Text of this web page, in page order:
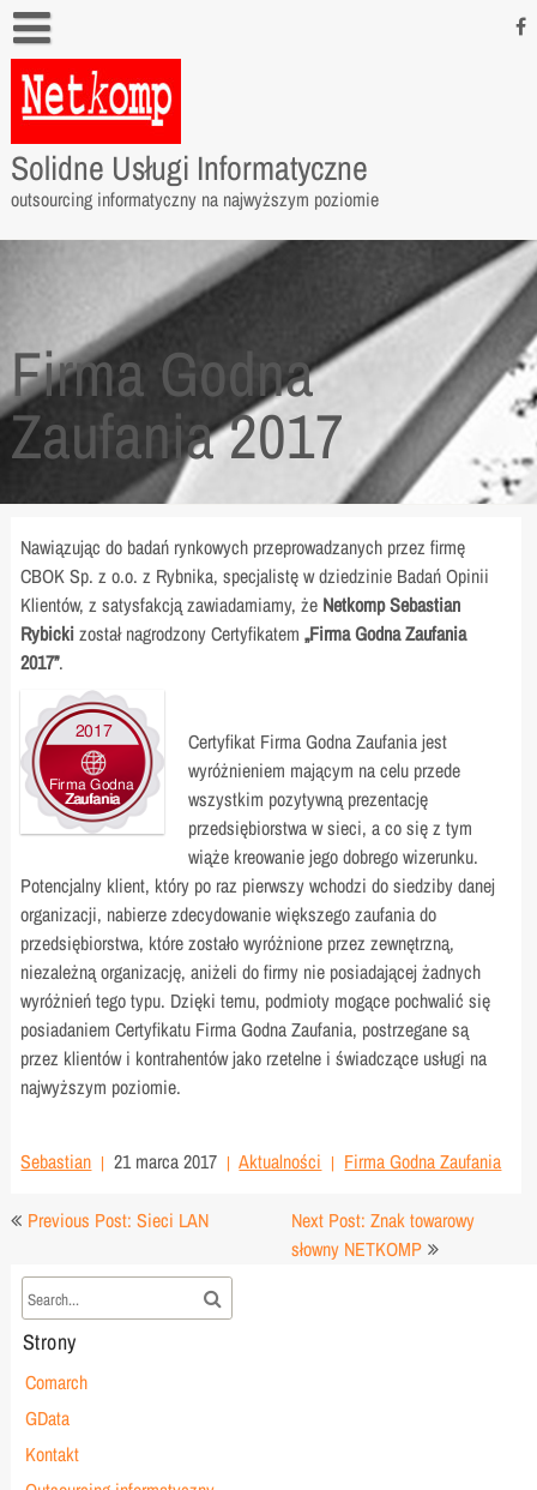
Skip
contentOutsourcing informatyczny
Outsourcing IOD
GData
Comarch
Solidne Usługi Informatyczne
outsourcing informatyczny na najwyższym poziomie
Firma Godna
Zaufania 2017
Nawiązując do badań rynkowych przeprowadzanych przez firmę
CBOK Sp. z o.o. z Rybnika, specjalistę w dziedzinie Badań Opinii
Klientów, z satysfakcją zawiadamiamy, że Netkomp Sebastian
Rybickizostał nagrodzony Certyfikatem„Firma Godna Zaufania
2017”.
Certyfikat Firma Godna Zaufania jest
wyróżnieniem mającym na celu przede
wszystkim pozytywną prezentację
przedsiębiorstwa w sieci, a co się z tym
wiąże kreowanie jego dobrego wizerunku.
Potencjalny klient, który po raz pierwszy wchodzi do siedziby danej
organizacji, nabierze zdecydowanie większego zaufania do
przedsiębiorstwa, które zostało wyróżnione przez zewnętrzną,
niezależną organizację, aniżeli do firmy nie posiadającej żadnych
wyróżnień tego typu. Dzięki temu, podmioty mogące pochwalić się
posiadaniem Certyfikatu Firma Godna Zaufania, postrzegane są
przez klientów i kontrahentów jako rzetelne i świadczące usługi na
najwyższym poziomie.
Sebastian 21 marca 2017 Aktualności Firma Godna Zaufania
Nawigacja
Previous Post: Sieci LAN
Next Post: Znak towarowy
słowny NETKOMP
Strony
Comarch
GData
Kontakt